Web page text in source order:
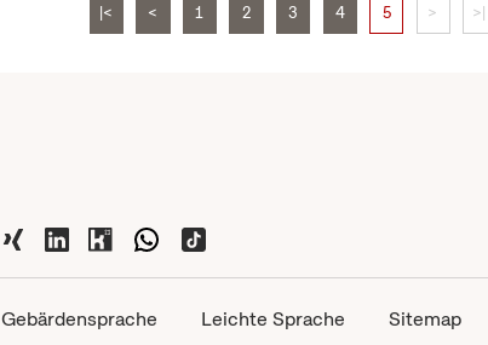
|< < 1 2 3 4 5 > >|
Gebärdensprache Leichte Sprache Sitemap